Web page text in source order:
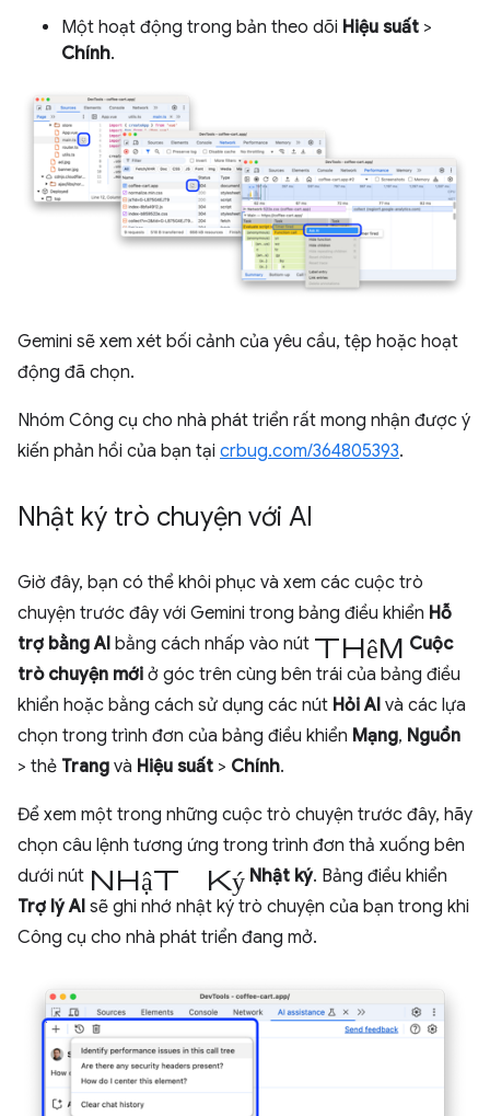
Một hoạt động trong bản theo dõi Hiệu suất >
Chính.
Gemini sẽ xem xét bối cảnh của yêu cầu, tệp hoặc hoạt
động đã chọn.
Nhóm Công cụ cho nhà phát triển rất mong nhận được ý
kiến phản hồi của bạn tại crbug.com/364805393.
Nhật ký trò chuyện với AI
Giờ đây, bạn có thể khôi phục và xem các cuộc trò
chuyện trước đây với Gemini trong bảng điều khiển Hỗ
trợ bằng AI bằng cách nhấp vào nút thêm Cuộc
trò chuyện mới ở góc trên cùng bên trái của bảng điều
khiển hoặc bằng cách sử dụng các nút Hỏi AI và các lựa
chọn trong trình đơn của bảng điều khiển Mạng, Nguồn
> thẻ Trang và Hiệu suất > Chính.
Để xem một trong những cuộc trò chuyện trước đây, hãy
chọn câu lệnh tương ứng trong trình đơn thả xuống bên
dưới nút nhật ký Nhật ký. Bảng điều khiển
Trợ lý AI sẽ ghi nhớ nhật ký trò chuyện của bạn trong khi
Công cụ cho nhà phát triển đang mở.